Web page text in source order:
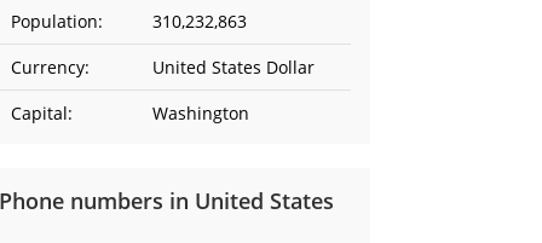
Population:
310,232,863
Currency:
United States Dollar
Capital:
Washington
Phone numbers in United States